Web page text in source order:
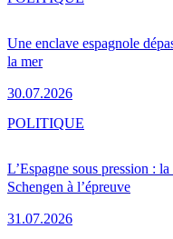
Une enclave espagnole
la mer
30.07.2026
L’Espagne sous pression :
Schengen à l’épreuve
31.07.2026
POLITIQUE